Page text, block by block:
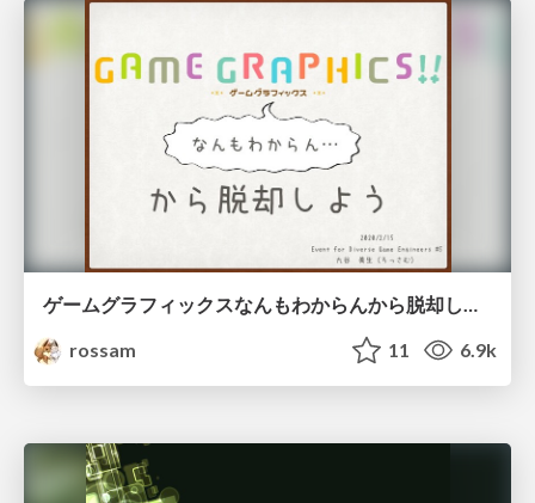
ゲームグラフィックスなんもわからんから脱却しよう
rossam
11 6.9k